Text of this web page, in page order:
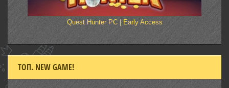
Quest Hunter PC | Early Access
ТОП. NEW GAME!